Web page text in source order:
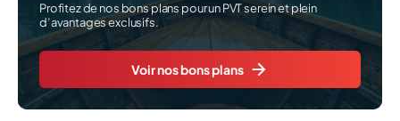
Profitez de nos bons plans pour un PVT serein et plein
d’avantages exclusifs.
Voir nos bons plans